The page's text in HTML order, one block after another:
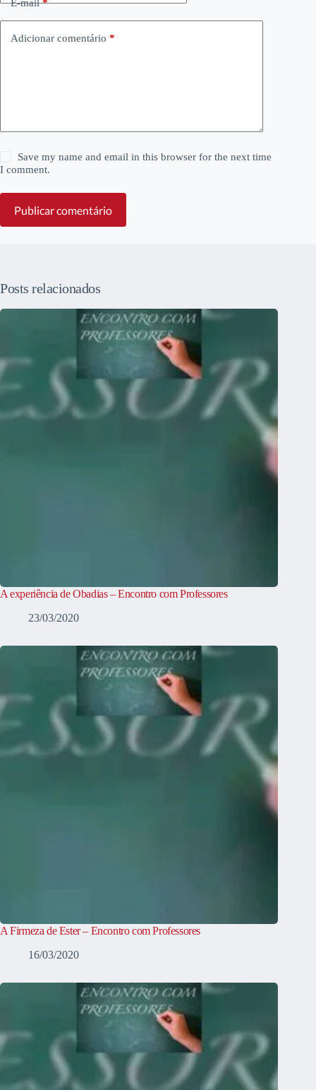
E-mail*
Adicionar comentário *
Save my name and email in this browser for the next time
I comment.
Publicar comentário
Posts relacionados
A experiência de Obadias – Encontro com Professores
23/03/2020
A Firmeza de Ester – Encontro com Professores
16/03/2020